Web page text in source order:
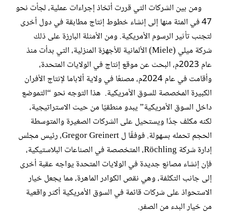
ومن بين الشركات التي قررت أتخاذ إجراءات عملية، لجأت نحو
47 في المئة منها إلى إنشاء خطوط إنتاج مطابقة في دول أخرى
لتجنب تأثير الرسوم الأمريكية. ومن الأمثلة البارزة على ذلك
شركة ميلي (Miele) الألمانية للأجهزة المنزلية، التي بدأت منذ
عام 2023م، البحث عن موقع إنتاج في الولايات المتحدة،
وأقامت في عام 2024م، مصنعًا في ولاية ألاباما لإنتاج الأفران
الكبيرة المخصصة للسوق الأمريكية. هذا التوجه نحو “التموضع
داخل السوق الأمريكية” يبدو منطقيًا من حيث الاستراتيجية،
لكنه مكلف جدًا ويستحيل على الشركات الصغيرة والمتوسطة
الحجم تحمله بسهولة. فوفقًا ل Gregor Greinert، رئيس مجلس
إدارة شركة Röchling، المتخصصة في الصناعات البلاستيكية،
فإن إنشاء مصانع جديدة في الولايات المتحدة يواجه عقبة أخرى
إلى جانب التكلفة، وهي نقص الكوادر الماهرة، مما يجعل خيار
الاستحواذ على شركات قائمة في السوق الأمريكية أكثر واقعية
من خيار البدء من الصفر.